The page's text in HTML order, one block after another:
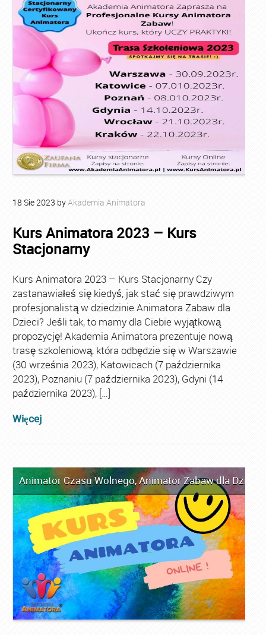
18 Sie2023 byAkademia Animatora
Kurs Animatora 2023 – Kurs
Stacjonarny
Kurs Animatora 2023 – Kurs Stacjonarny Czy
zastanawiałeś się kiedyś, jak stać się prawdziwym
profesjonalistą w dziedzinie Animatora Zabaw dla
Dzieci? Jeśli tak, to mamy dla Ciebie wyjątkową
propozycję! Akademia Animatora prezentuje nową
trasę szkoleniową, która odbędzie się w Warszawie
(30 września 2023), Katowicach (7 października
2023), Poznaniu (7 października 2023), Gdyni (14
października 2023), […]
Więcej
Animator Czasu Wolnego,Animator Zabaw dla Dzieci